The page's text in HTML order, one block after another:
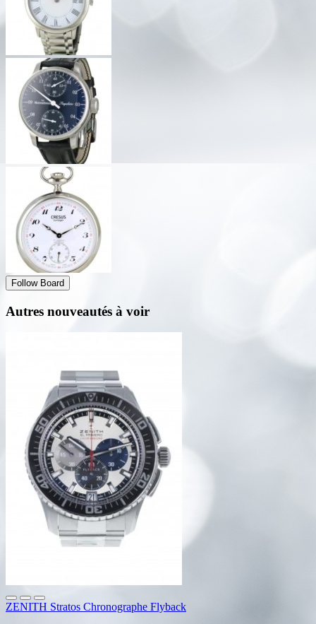
Follow Board
Autres nouveautés à voir
ZENITH Stratos Chronographe Flyback